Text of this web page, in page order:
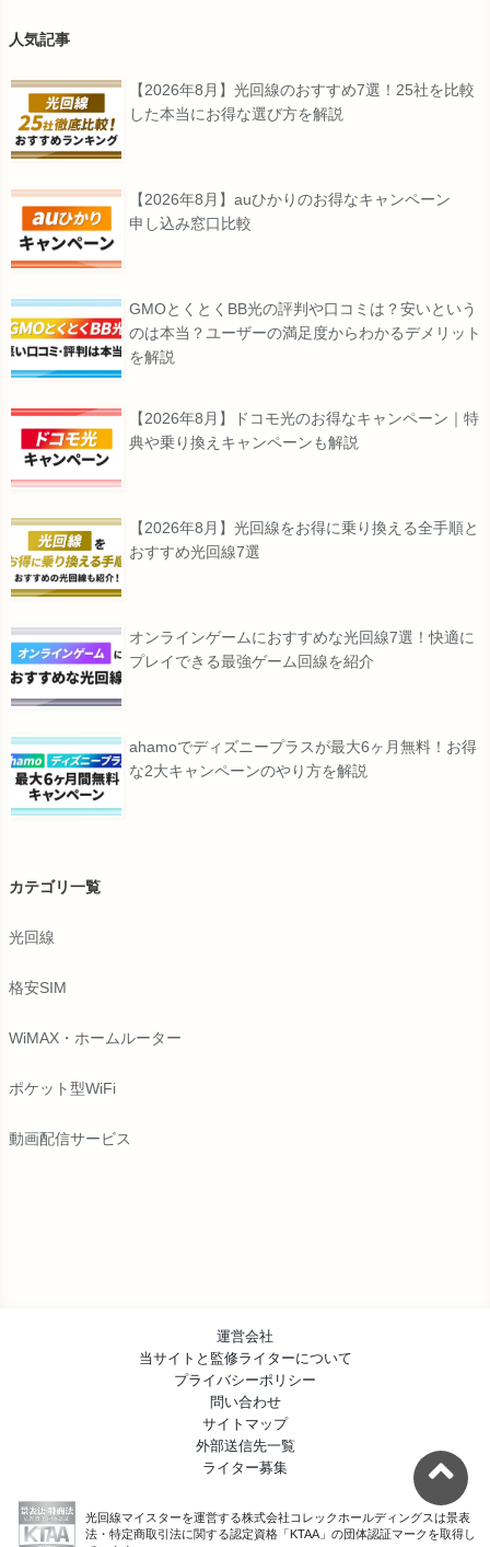
人気記事
【2026年8月】光回線のおすすめ7選！25社を比較
した本当にお得な選び方を解説
【2026年8月】auひかりのお得なキャンペーン
申し込み窓口比較
GMOとくとくBB光の評判や口コミは？安いという
のは本当？ユーザーの満足度からわかるデメリット
を解説
【2026年8月】ドコモ光のお得なキャンペーン｜特
典や乗り換えキャンペーンも解説
【2026年8月】光回線をお得に乗り換える全手順と
おすすめ光回線7選
オンラインゲームにおすすめな光回線7選！快適に
プレイできる最強ゲーム回線を紹介
ahamoでディズニープラスが最大6ヶ月無料！お得
な2大キャンペーンのやり方を解説
カテゴリ一覧
光回線
格安SIM
WiMAX・ホームルーター
ポケット型WiFi
動画配信サービス
運営会社
当サイトと監修ライターについて
プライバシーポリシー
問い合わせ
サイトマップ
外部送信先一覧
ライター募集
光回線マイスターを運営する株式会社コレックホールディングスは景表
法・特定商取引法に関する認定資格「KTAA」の団体認証マークを取得し